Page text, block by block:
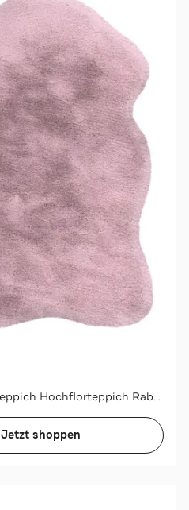
Wohnzimmer Teppich Hochflorteppich Rabbit in rosa
Jetzt shoppen